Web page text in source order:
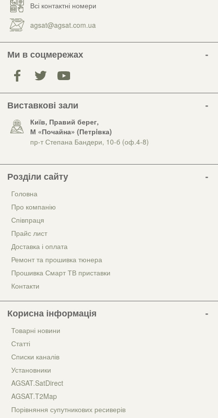
Всі контактні номери
agsat@agsat.com.ua
Ми в соцмережах
Виставкові зали
Київ, Правий берег,
М «Почайна» (Петрiвка)
пр-т Степана Бандери, 10-б (оф.4-8)
Розділи сайту
Головна
Про компанію
Співпраця
Прайс лист
Доставка і оплата
Ремонт та прошивка тюнера
Прошивка Смарт ТВ приставки
Контакти
Корисна інформація
Товарні новини
Статті
Списки каналів
Установники
AGSAT.SatDirect
AGSAT.T2Map
Порівняння супутникових ресиверів